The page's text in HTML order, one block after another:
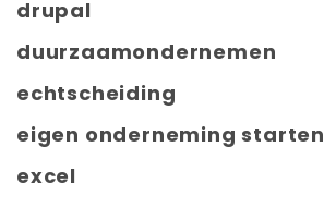
drupal
duurzaamondernemen
echtscheiding
eigen onderneming starten
excel